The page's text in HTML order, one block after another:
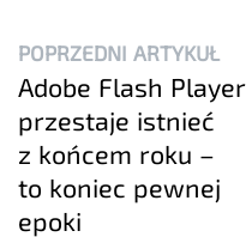
POPRZEDNI ARTYKUŁ
Adobe Flash Player
przestaje istnieć
z końcem roku –
to koniec pewnej
epoki